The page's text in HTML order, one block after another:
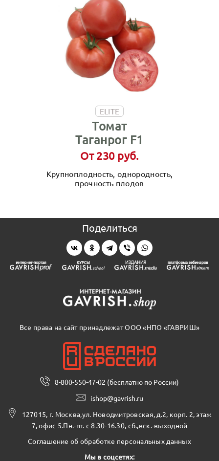
ELITE
Томат
Таганрог F1
От 230 руб.
Крупноплодность, однородность,
прочность плодов
Поделиться
Все права на сайт принадлежат ООО «НПО «ГАВРИШ»
8-800-550-47-02 (бесплатно по России)
ishop@gavrish.ru
127015, г. Москва,ул. Новодмитровская, д.2, корп. 2, этаж
7, офис 5.Пн.-пт. с 8.30-16.30, сб.,вск.-выходной
Соглашение об обработке персональных данных
Мы в соцсетях: